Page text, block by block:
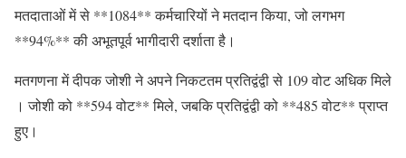
मतदाताओं में से **1084** कर्मचारियों ने मतदान किया, जो लगभग
**94%** की अभूतपूर्व भागीदारी दर्शाता है।
मतगणना में दीपक जोशी ने अपने निकटतम प्रतिद्वंद्वी से 109 वोट अधिक मिले
। जोशी को **594 वोट** मिले, जबकि प्रतिद्वंद्वी को **485 वोट** प्राप्त
हुए।